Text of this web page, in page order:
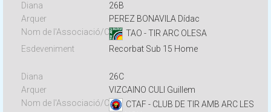
26B
PEREZ BONAVILA Dídac
TAO - TIR ARC OLESA
Recorbat Sub 15 Home
26C
VIZCAINO CULI Guillem
CTAF - CLUB DE TIR AMB ARC LES